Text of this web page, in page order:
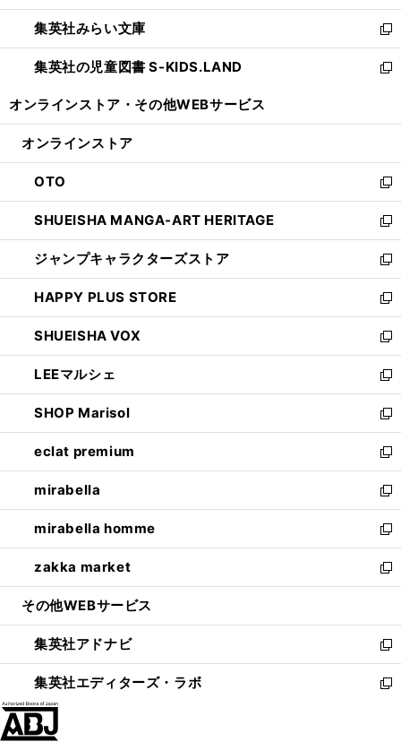
開
く
ウ
で
開
く
ン
ド
ウ
で
ウ
ィ
ン
ド
開
集英社みらい文庫
新
し
い
ン
ウ
で
開
く
集英社の児童図書 S-KIDS.LAND
新
ウ
ン
ド
ウ
で
開
く
オンラインストア・ その他WEBサービス
オンラインストア
OTO
新
し
い
ウ
ィ
ン
ド
ウ
で
開
く
SHUEISHA MANGA-ART HERITAGE
新
し
い
ウ
ィ
ン
ド
ウ
で
開
く
ジャンプキャラクターズストア
新
し
い
ウ
ィ
ン
ド
ウ
で
開
く
HAPPY PLUS STORE
新
し
い
ウ
ィ
ン
ド
ウ
で
開
く
SHUEISHA VOX
新
し
い
ウ
ィ
ン
ド
ウ
で
開
く
LEEマルシェ
新
し
い
ウ
ィ
ン
ド
ウ
で
開
く
SHOP Marisol
新
し
い
ウ
ィ
ン
ド
ウ
で
開
eclat premium
新
し
い
ウ
ィ
ン
ド
ウ
開
く
mirabella
新
し
い
ウ
ィ
ン
ウ
で
開
く
mirabella homme
新
し
い
ウ
ン
ド
ウ
で
zakka market
新
し
ウ
ィ
ン
ド
その他WEBサービス
集英社アドナビ
新
し
い
集英社エディターズ・ラボ
新